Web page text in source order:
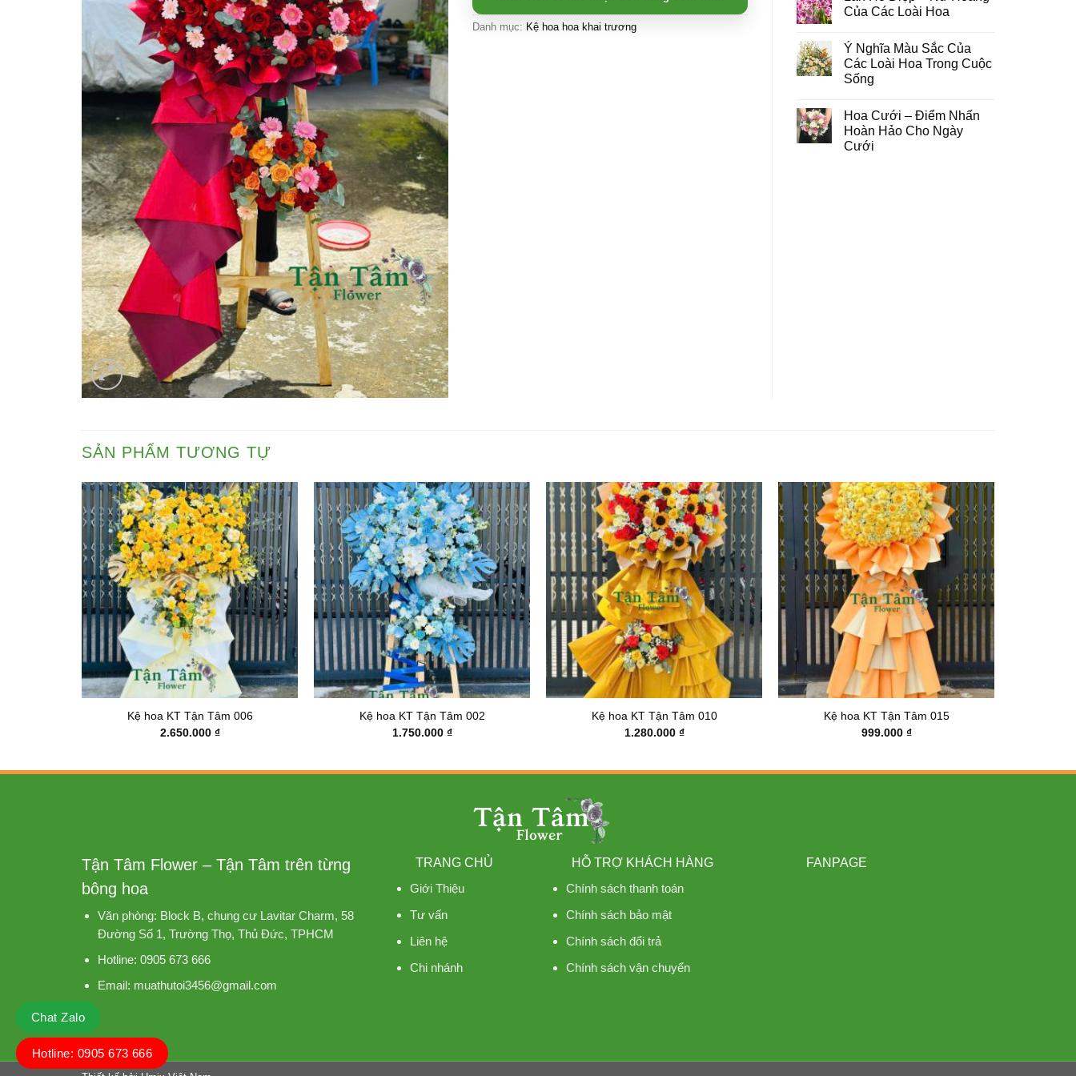
Danh mục: Kệ hoa hoa khai trương
Của Các Loài Hoa
Ý Nghĩa Màu Sắc Của
Các Loài Hoa Trong Cuộc
Sống
Hoa Cưới – Điểm Nhấn
Hoàn Hảo Cho Ngày
Cưới
SẢN PHẨM TƯƠNG TỰ
Kệ hoa KT Tận Tâm 006
2.650.000 ₫
Kệ hoa KT Tận Tâm 002
1.750.000 ₫
Kệ hoa KT Tận Tâm 010
1.280.000 ₫
Kệ hoa KT Tận Tâm 015
999.000 ₫
Tận Tâm Flower – Tận Tâm trên từng
bông hoa
Văn phòng: Block B, chung cư Lavitar Charm, 58
Đường Số 1, Trường Thọ, Thủ Đức, TPHCM
Hotline: 0905 673 666
Email: muathutoi3456@gmail.com
TRANG CHỦ
Giới Thiệu
Tư vấn
Liên hệ
Chi nhánh
HỖ TRỢ KHÁCH HÀNG
Chính sách thanh toán
Chính sách bảo mật
Chính sách đổi trả
Chính sách vận chuyển
FANPAGE
Chat Zalo
Hotline: 0905 673 666